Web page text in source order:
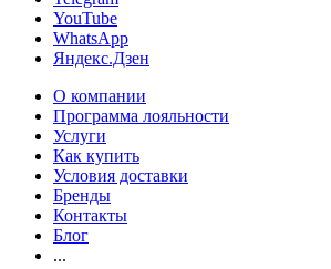
YouTube
WhatsApp
Яндекс.Дзен
О компании
Программа лояльности
Услуги
Как купить
Условия доставки
Бренды
Контакты
Блог
...